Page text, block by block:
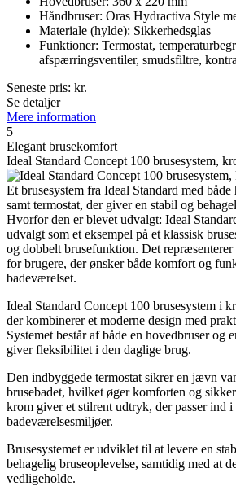
Håndbruser: Oras Hydractiva Style
Materiale (hylde): Sikkerhedsglas
Funktioner: Termostat,
afspærringsventiler, smudsfiltre,
Seneste pris: kr.
Se detaljer
Mere information
5
Elegant brusekomfort
Ideal Standard Concept 100 brusesystem,
Et brusesystem fra Ideal Standard med
samt termostat, der giver en stabil og
Hvorfor den er blevet udvalgt: Ideal
udvalgt som et eksempel på et klassisk
og dobbelt brusefunktion. Det repræsenterer
for brugere, der ønsker både komfort og
badeværelset.
Ideal Standard Concept 100 brusesystem i
der kombinerer et moderne design med
Systemet består af både en hovedbruser og
giver fleksibilitet i den daglige brug.
Den indbyggede termostat sikrer en jævn
brusebadet, hvilket øger komforten og
krom giver et stilrent udtryk, der passer ind i
badeværelsesmiljøer.
Brusesystemet er udviklet til at levere en
behagelig bruseoplevelse, samtidig med at
vedligeholde.